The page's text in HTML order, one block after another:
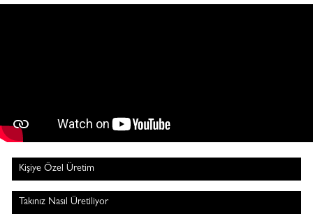
Kişiye Özel Üretim
Takınız Nasıl Üretiliyor